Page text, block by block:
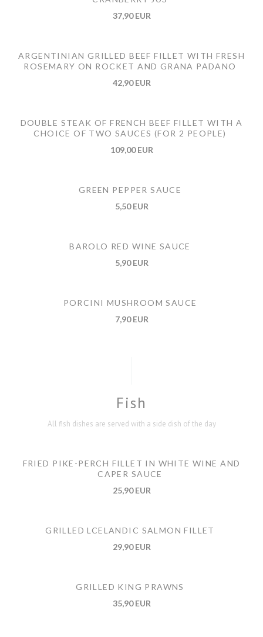
37,90 EUR
ARGENTINIAN GRILLED BEEF FILLET WITH FRESH
ROSEMARY ON ROCKET AND GRANA PADANO
42,90 EUR
DOUBLE STEAK OF FRENCH BEEF FILLET WITH A
CHOICE OF TWO SAUCES (FOR 2 PEOPLE)
109,00 EUR
GREEN PEPPER SAUCE
5,50 EUR
BAROLO RED WINE SAUCE
5,90 EUR
PORCINI MUSHROOM SAUCE
7,90 EUR
Fish
All fish dishes are served with a side dish of the day
FRIED PIKE-PERCH FILLET IN WHITE WINE AND
CAPER SAUCE
25,90 EUR
GRILLED LCELANDIC SALMON FILLET
29,90 EUR
GRILLED KING PRAWNS
35,90 EUR